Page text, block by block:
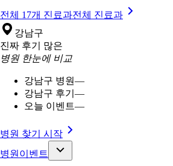
전체 17개 진료과전체 진료과
강남구
진짜 후기 많은
병원 한눈에 비교
강남구 병원—
강남구 후기 —
오늘 이벤트—
병원 찾기 시작
병원이벤트